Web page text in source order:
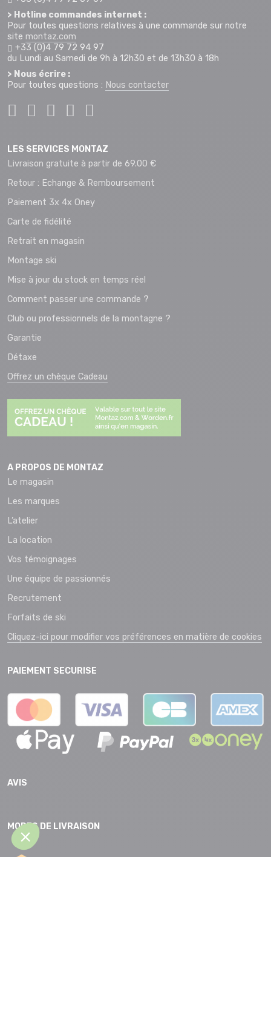
> Hotline commandes internet :
Pour toutes questions relatives à une commande sur notre
site montaz.com
+33 (0)4 79 72 94 97
du Lundi au Samedi de 9h à 12h30 et de 13h30 à 18h
> Nous écrire :
Pour toutes questions : Nous contacter
LES SERVICES MONTAZ
Livraison gratuite à partir de 69.00 €
Retour : Echange & Remboursement
Paiement 3x 4x Oney
Carte de fidélité
Retrait en magasin
Montage ski
Mise à jour du stock en temps réel
Comment passer une commande ?
Club ou professionnels de la montagne ?
Garantie
Détaxe
Offrez un chèque Cadeau
A PROPOS DE MONTAZ
Le magasin
Les marques
L’atelier
La location
Vos témoignages
Une équipe de passionnés
Recrutement
Forfaits de ski
Cliquez-ici pour modifier vos préférences en matière de cookies
PAIEMENT SECURISE
AVIS
MODES DE LIVRAISON